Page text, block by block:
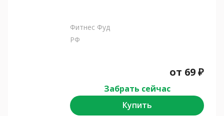
Фитнес Фуд
РФ
от 69₽
Забрать сейчас
Купить